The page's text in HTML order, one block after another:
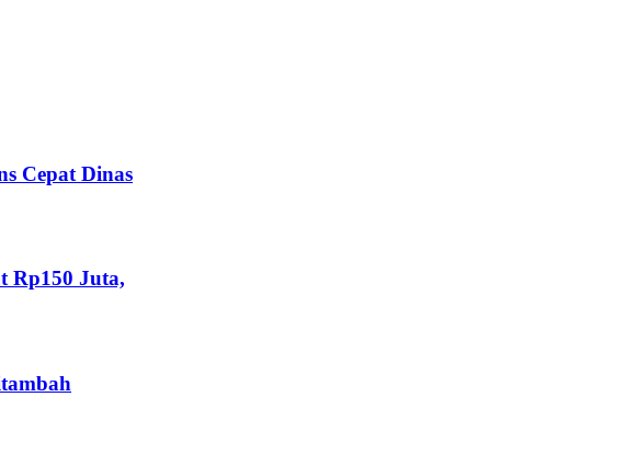
Cepat Dinas
Rp150 Juta,